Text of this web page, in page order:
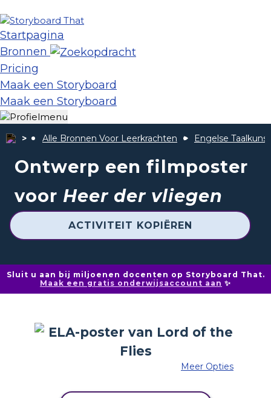
Startpagina
Bronnen
Pricing
Maak een Storyboard
Maak een Storyboard
Alle Bronnen Voor Leerkrachten Engelse Taalkunst
Ontwerp een filmposter
voor Heer der vliegen
ACTIVITEIT KOPIËREN
Sluit u aan bij miljoenen docenten op Storyboard That.
Maak een gratis onderwijsaccount aan ✨
Meer Opties